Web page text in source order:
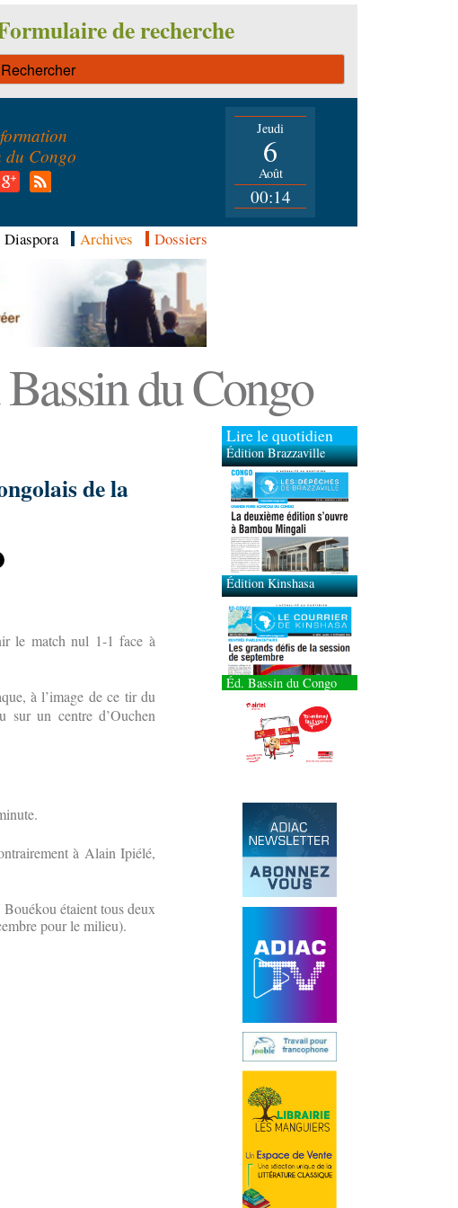
de recherche
du Congo
Jeudi
6
Août
00:14
Diaspora Archives Dossiers
du Congo
de la
le match nul 1-1 face à
à l’image de ce tir du
sur un centre d’Ouchen
à Alain Ipiélé,
étaient tous deux
pour le milieu).
Lire le quotidien
Édition Brazzaville
Édition Kinshasa
Éd. Bassin du Congo